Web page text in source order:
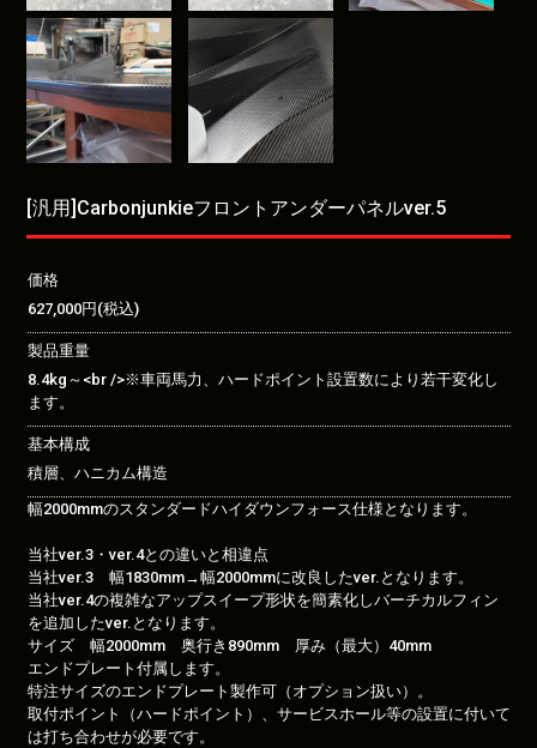
[汎用]Carbonjunkieフロントアンダーパネルver.5
価格
627,000円(税込)
製品重量
8.4kg～<br />※車両馬力、ハードポイント設置数により若干変化し
ます。
基本構成
積層、ハニカム構造
幅2000mmのスタンダードハイダウンフォース仕様となります。
当社ver.3・ver.4との違いと相違点
当社ver.3 幅1830mm→幅2000mmに改良したver.となります。
当社ver.4の複雑なアップスイープ形状を簡素化しバーチカルフィン
を追加したver.となります。
サイズ 幅2000mm 奥行き890mm 厚み（最大）40mm
エンドプレート付属します。
特注サイズのエンドプレート製作可（オプション扱い）。
取付ポイント（ハードポイント）、サービスホール等の設置に付いて
は打ち合わせが必要です。